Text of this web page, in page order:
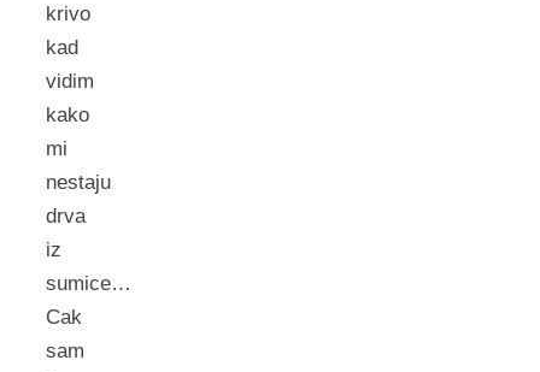
krivo
kad
vidim
kako
mi
nestaju
drva
iz
sumice…
Cak
sam